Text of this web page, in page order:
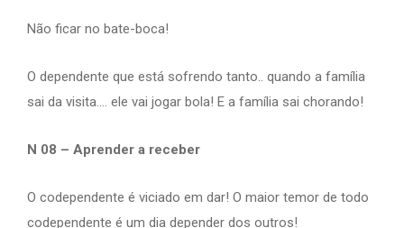
Não ficar no bate-boca!
O dependente que está sofrendo tanto.. quando a família
sai da visita…. ele vai jogar bola! E a família sai chorando!
N 08 – Aprender a receber
O codependente é viciado em dar! O maior temor de todo
codependente é um dia depender dos outros!